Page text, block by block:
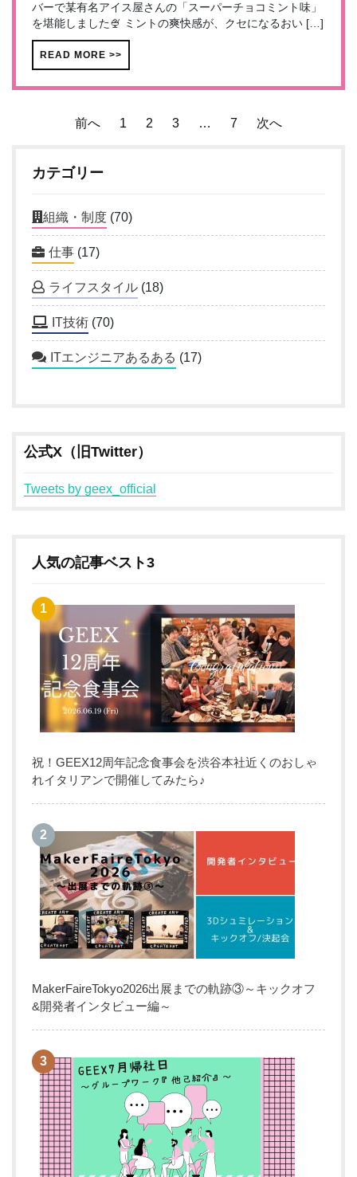
バーで某有名アイス屋さんの「スーパーチョコミント味」
を堪能しました🍨 ミントの爽快感が、クセになるおい […]
READ MORE >>
投
ー
シ
ョ
ン
前へ 1 2 3 … 7 次へ
カテゴリー
組織・制度 (70)
仕事 (17)
ライフスタイル (18)
IT技術 (70)
ITエンジニアあるある (17)
公式X（旧Twitter）
Tweets by geex_official
人気の記事ベスト3
祝！GEEX12周年記念食事会を渋谷本社近くのおしゃ
れイタリアンで開催してみたら♪
MakerFaireTokyo2026出展までの軌跡③～キックオフ
&開発者インタビュー編～